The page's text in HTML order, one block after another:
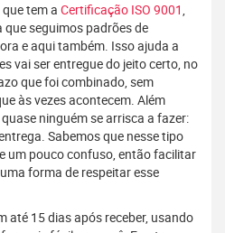
tem a Certificação ISO 9001,
seguimos padrões de
e aqui também. Isso ajuda a
vai ser entregue do jeito certo, no
que foi combinado, sem
às vezes acontecem. Além
ninguém se arrisca a fazer:
Sabemos que nesse tipo
um pouco confuso, então facilitar
forma de respeitar esse
até 15 dias após receber, usando